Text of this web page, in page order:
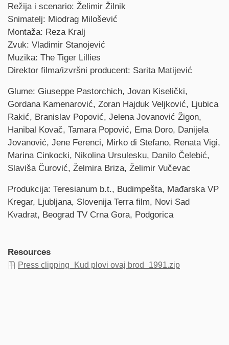
Credits
Režija i scenario: Želimir Žilnik
Snimatelj: Miodrag Milošević
Montaža: Reza Kralj
Zvuk: Vladimir Stanojević
Muzika: The Tiger Lillies
Direktor filma/izvršni producent: Sarita Matijević
Glume: Giuseppe Pastorchich, Jovan Kiselički,
Gordana Kamenarović, Zoran Hajduk Veljković, Ljubica
Rakić, Branislav Popović, Jelena Jovanović Žigon,
Hanibal Kovač, Tamara Popović, Ema Doro, Danijela
Jovanović, Jene Ferenci, Mirko di Stefano, Renata Vigi,
Marina Cinkocki, Nikolina Ursulesku, Danilo Čelebić,
Slaviša Čurović, Želmira Briza, Želimir Vučevac
Produkcija: Teresianum b.t., Budimpešta, Mađarska VP
Kregar, Ljubljana, Slovenija Terra film, Novi Sad
Kvadrat, Beograd TV Crna Gora, Podgorica
Resources
Press clipping_Kud plovi ovaj brod_1991.zip